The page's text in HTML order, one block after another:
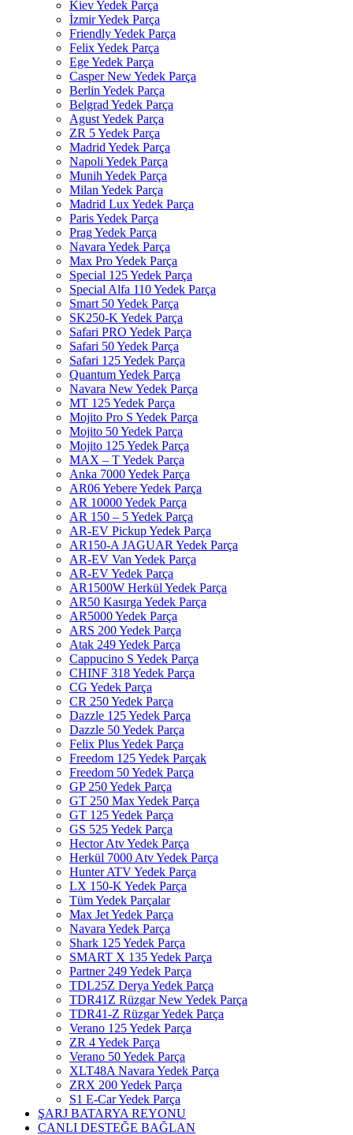
Kiev Yedek Parça
İzmir Yedek Parça
Friendly Yedek Parça
Felix Yedek Parça
Ege Yedek Parça
Casper New Yedek Parça
Berlin Yedek Parça
Belgrad Yedek Parça
Agust Yedek Parça
ZR 5 Yedek Parça
Madrid Yedek Parça
Napoli Yedek Parça
Munih Yedek Parça
Milan Yedek Parça
Madrid Lux Yedek Parça
Paris Yedek Parça
Prag Yedek Parça
Navara Yedek Parça
Max Pro Yedek Parça
Special 125 Yedek Parça
Special Alfa 110 Yedek Parça
Smart 50 Yedek Parça
SK250-K Yedek Parça
Safari PRO Yedek Parça
Safari 50 Yedek Parça
Safari 125 Yedek Parça
Quantum Yedek Parça
Navara New Yedek Parça
MT 125 Yedek Parça
Mojito Pro S Yedek Parça
Mojito 50 Yedek Parça
Mojito 125 Yedek Parça
MAX – T Yedek Parça
Anka 7000 Yedek Parça
AR06 Yebere Yedek Parça
AR 10000 Yedek Parça
AR 150 – 5 Yedek Parça
AR-EV Pickup Yedek Parça
AR150-A JAGUAR Yedek Parça
AR-EV Van Yedek Parça
AR-EV Yedek Parça
AR1500W Herkül Yedek Parça
AR50 Kasırga Yedek Parça
AR5000 Yedek Parça
ARS 200 Yedek Parça
Atak 249 Yedek Parça
Cappucino S Yedek Parça
CHINF 318 Yedek Parça
CG Yedek Parça
CR 250 Yedek Parça
Dazzle 125 Yedek Parça
Dazzle 50 Yedek Parça
Felix Plus Yedek Parça
Freedom 125 Yedek Parçak
Freedom 50 Yedek Parça
GP 250 Yedek Parça
GT 250 Max Yedek Parça
GT 125 Yedek Parça
GS 525 Yedek Parça
Hector Atv Yedek Parça
Herkül 7000 Atv Yedek Parça
Hunter ATV Yedek Parça
LX 150-K Yedek Parça
Tüm Yedek Parçalar
Max Jet Yedek Parça
Navara Yedek Parça
Shark 125 Yedek Parça
SMART X 135 Yedek Parça
Partner 249 Yedek Parça
TDL25Z Derya Yedek Parça
TDR41Z Rüzgar New Yedek Parça
TDR41-Z Rüzgar Yedek Parça
Verano 125 Yedek Parça
ZR 4 Yedek Parça
Verano 50 Yedek Parça
XLT48A Navara Yedek Parça
ZRX 200 Yedek Parça
S1 E-Car Yedek Parça
ŞARJ BATARYA REYONU
CANLI DESTEĞE BAĞLAN